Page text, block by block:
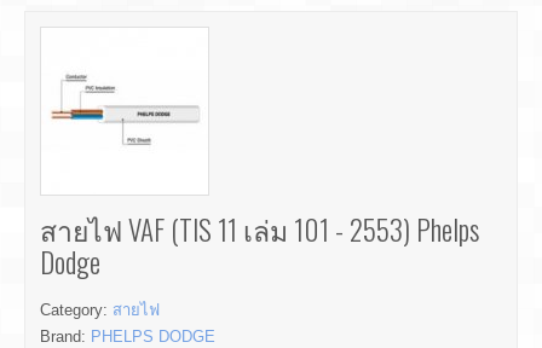
สายไฟ VAF (TIS 11 เล่ม 101 - 2553) Phelps
Dodge
Category: สายไฟ
Brand: PHELPS DODGE